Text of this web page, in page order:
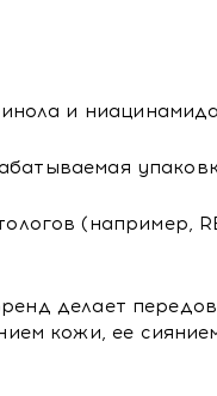
и
(например,
делает
кожи, ее